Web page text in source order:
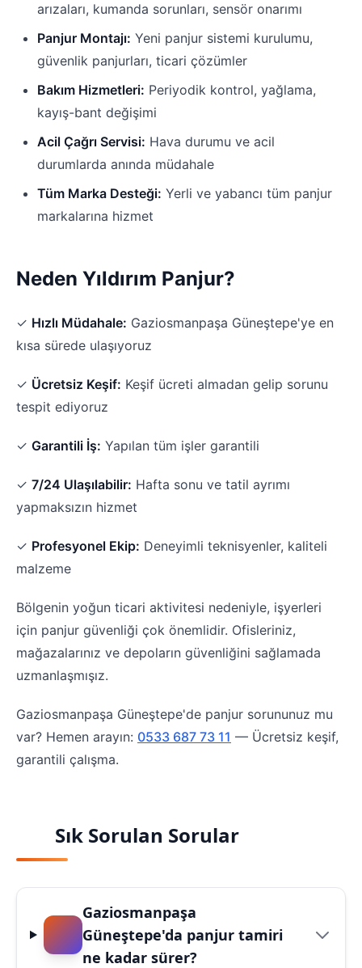
arızaları, kumanda sorunları, sensör onarımı
Panjur Montajı: Yeni panjur sistemi kurulumu,
güvenlik panjurları, ticari çözümler
Bakım Hizmetleri: Periyodik kontrol, yağlama,
kayış-bant değişimi
Acil Çağrı Servisi: Hava durumu ve acil
durumlarda anında müdahale
Tüm Marka Desteği: Yerli ve yabancı tüm panjur
markalarına hizmet
Neden Yıldırım Panjur?
✓ Hızlı Müdahale: Gaziosmanpaşa Güneştepe'ye en
kısa sürede ulaşıyoruz
✓ Ücretsiz Keşif: Keşif ücreti almadan gelip sorunu
tespit ediyoruz
✓ Garantili İş: Yapılan tüm işler garantili
✓ 7/24 Ulaşılabilir: Hafta sonu ve tatil ayrımı
yapmaksızın hizmet
✓ Profesyonel Ekip: Deneyimli teknisyenler, kaliteli
malzeme
Bölgenin yoğun ticari aktivitesi nedeniyle, işyerleri
için panjur güvenliği çok önemlidir. Ofisleriniz,
mağazalarınız ve depoların güvenliğini sağlamada
uzmanlaşmışız.
Gaziosmanpaşa Güneştepe'de panjur sorununuz mu
var? Hemen arayın: 0533 687 73 11 — Ücretsiz keşif,
garantili çalışma.
Sık Sorulan Sorular
Gaziosmanpaşa
Güneştepe'da panjur tamiri
ne kadar sürer?